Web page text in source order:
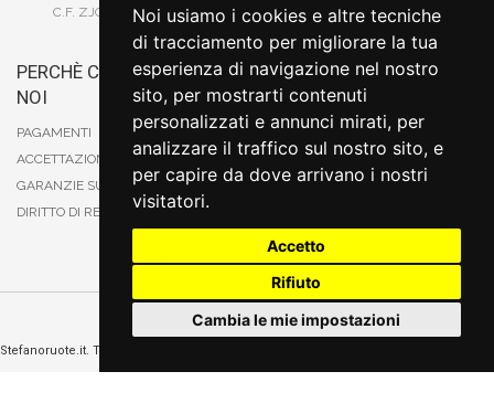
Noi usiamo i cookies e altre tecniche
di tracciamento per migliorare la tua
esperienza di navigazione nel nostro
sito, per mostrarti contenuti
personalizzati e annunci mirati, per
analizzare il traffico sul nostro sito, e
per capire da dove arrivano i nostri
visitatori.
Accetto
Rifiuto
Cambia le mie impostazioni
C.F. ZJOSFN73H14A859X
PERCHÈ COMPRARE DA
NOI
PAGAMENTI
ACCETTAZIONE DEGLI ORDINI
GARANZIE SUI PRODOTTI
DIRITTO DI RECESSO
BONIFICO
CARTA DI CREDITO
PAYPAL
CONTRASSEGNO
POSTEPAY
Cambia preferenze sui cookie
Stefanoruote.it. Tutti i diritti riservati. E' vietata la riproduzione anche parziali. Prezzi e